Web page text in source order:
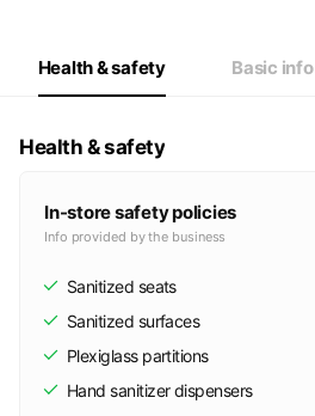
Health & safety Basic info
Health & safety
In-store safety policies
Info provided by the business
Sanitized seats
Sanitized surfaces
Plexiglass partitions
Hand sanitizer dispensers